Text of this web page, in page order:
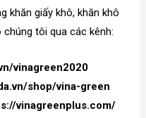
khăn giấy khô, khăn khô
tôi qua các kênh:
vinagreen2020
shop/vina-green
vinagreenplus.com/